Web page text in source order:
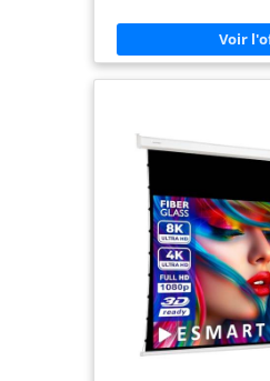
et contrôlez l'écran
télécommande ! Image
système de tension du
plis et assure une
quelle que soit votre
projection frontale : Type
base de tissu laminé
Visionnement 150° |